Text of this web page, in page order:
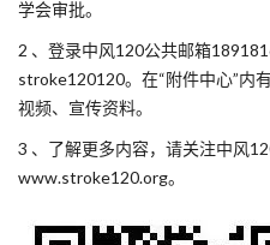
学会审批。
2 、登录中风120公共邮箱
stroke120120。在“附件中心”内
视频、宣传资料。
3 、了解更多内容，请关注中风
www.stroke120.org。